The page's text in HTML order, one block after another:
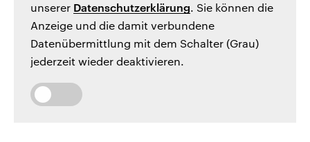
unserer Datenschutzerklärung. Sie können die
Anzeige und die damit verbundene
Datenübermittlung mit dem Schalter (Grau)
jederzeit wieder deaktivieren.